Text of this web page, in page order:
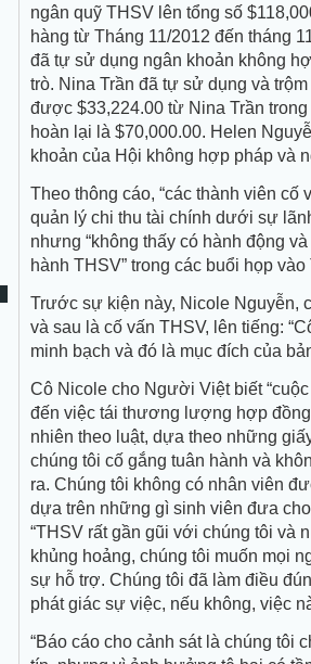
ngân quỹ THSV lên tổng số
hàng từ Tháng 11/2012 đến tháng
đã tự sử dụng ngân khoản không
trò. Nina Trần đã tự sử dụng và
được $33,224.00 từ Nina Trần
hoàn lại là $70,000.00. Helen
khoản của Hội không hợp pháp và
Theo thông cáo, “các thành viên
quản lý chi thu tài chính dưới sự
nhưng “không thấy có hành động
hành THSV” trong các buổi họp
Trước sự kiện này, Nicole Nguyễn,
và sau là cố vấn THSV, lên tiếng:
minh bạch và đó là mục đích của
Cô Nicole cho Người Việt biết
đến việc tái thương lượng hợp
nhiên theo luật, dựa theo những
chúng tôi cố gắng tuân hành và
ra. Chúng tôi không có nhân viên
dựa trên những gì sinh viên đưa
“THSV rất gần gũi với chúng tôi và
khủng hoảng, chúng tôi muốn mọi
sự hỗ trợ. Chúng tôi đã làm điều
phát giác sự việc, nếu không, việc
“Báo cáo cho cảnh sát là chúng tôi